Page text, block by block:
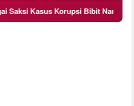
Bibit Nanas Sulsel Rp 52,4 Miliar